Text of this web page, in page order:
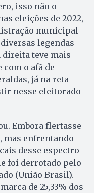
isso não o
eleições de 2022,
municipal
legendas
teve mais
o afã de
já na reta
nesse eleitorado
Embora flertasse
mas enfrentando
desse espectro
foi derrotado pelo
(União Brasil).
de 25,33% dos